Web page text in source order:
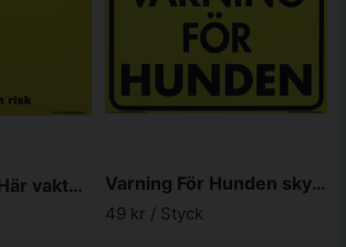
Dekalskylt Gul Här vaktar Jag! 280*200mm Varning För Hunden skylt Gul 280*200mm
49 kr / Styck